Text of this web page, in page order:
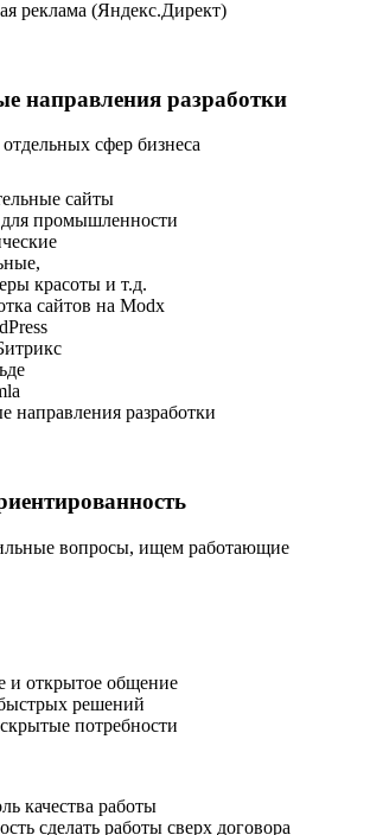
направления разработки
сфер бизнеса
сайты
промышленности
красоты и т.д.
сайтов на Modx
вопросы, ищем работающие
и открытое общение
решений
потребности
качества работы
сделать работы сверх договора